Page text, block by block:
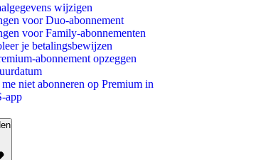
wijzigen
voor Duo-abonnement
voor Family-abonnementen
je betalingsbewijzen
abonnement opzeggen
niet abonneren op Premium in
app